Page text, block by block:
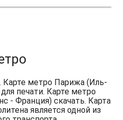
Карте метро Парижа (Иль-
печати. Карте метро
- Франция) скачать. Карта
является одной из